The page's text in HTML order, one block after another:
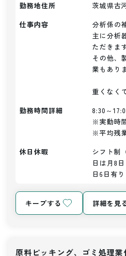
勤務地住所
茨城県古
仕事内容
分析係の
主に分析
ただきま
その他、
業もあり
重くなく
勤務時間詳細
8:30～
※実動時
※平均残
休日休暇
シフト制
日は月8
日6日有り
キープする 詳細を見
原料ピッキング、ゴミ処理業